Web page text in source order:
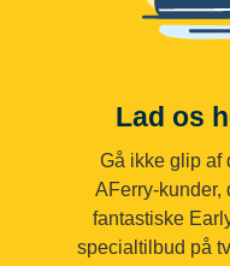
Lad os
Gå ikke glip af
AFerry-kunder,
fantastiske
specialtilbud på